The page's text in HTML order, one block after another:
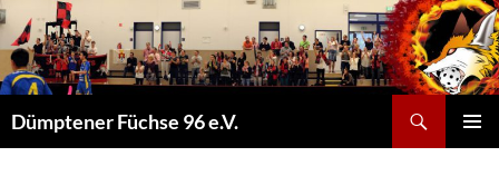
Dümptener Füchse 96 e.V.